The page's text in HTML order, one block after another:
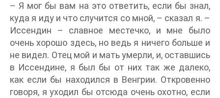
– Я мог бы вам на это ответить, если бы знал,
куда я иду и что случится со мной, – сказал я. –
Иссендин – славное местечко, и мне было
очень хорошо здесь, но ведь я ничего больше и
не видел. Отец мой и мать умерли, и, оставшись
в Иссендине, я был бы от них так же далеко,
как если бы находился в Венгрии. Откровенно
говоря, я уходил бы отсюда очень охотно, если